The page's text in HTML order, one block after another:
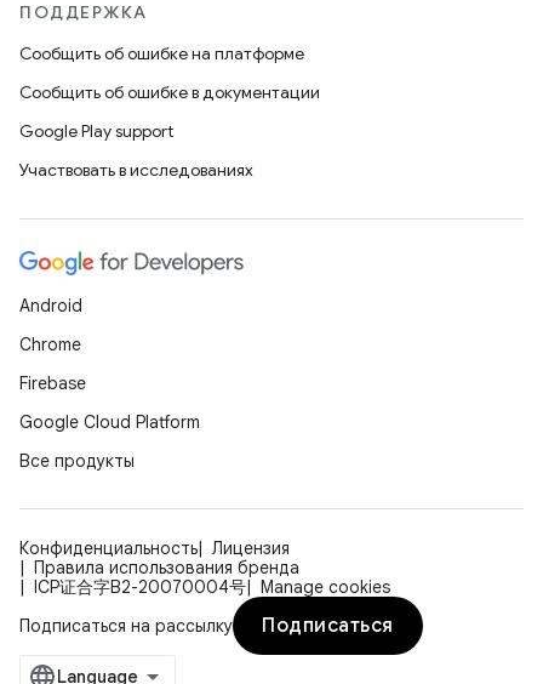
ПОДДЕРЖКА
Сообщить об ошибке на платформе
Сообщить об ошибке в документации
Google Play support
Участвовать в исследованиях
Android
Chrome
Firebase
Google Cloud Platform
Все продукты
Конфиденциальность
Лицензия
Правила использования бренда
ICP证合字B2-20070004号
Manage cookies
Подписаться на рассылку
Подписаться